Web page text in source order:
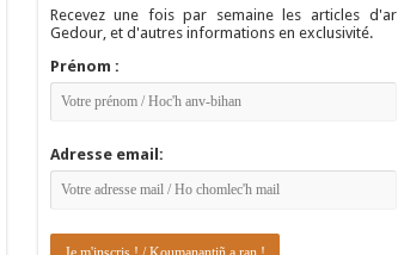
Recevez une fois par semaine les articles d'ar
Gedour, et d'autres informations en exclusivité.
Prénom :
Adresse email: